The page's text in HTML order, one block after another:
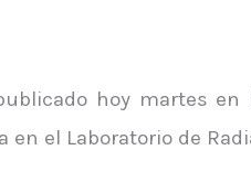
hoy martes en
el Laboratorio de